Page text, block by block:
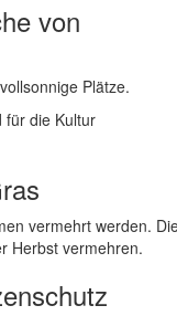
von
Plätze.
für die Kultur
vermehrt werden.
Herbst vermehren.